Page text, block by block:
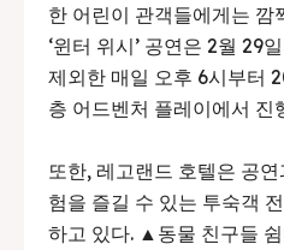
한 어린이 관객들에게는 깜
‘윈터 위시’ 공연은 2월 29
제외한 매일 오후 6시부터
층 어드벤처 플레이에서 진
또한, 레고랜드 호텔은 공
험을 즐길 수 있는 투숙객
하고 있다. ▲동물 친구들